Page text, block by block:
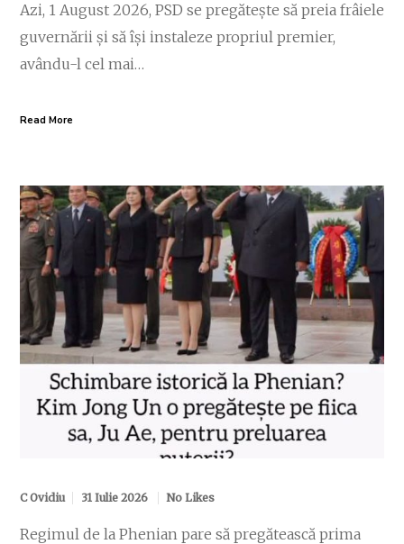
Azi, 1 August 2026, PSD se pregătește să preia frâiele
guvernării și să își instaleze propriul premier,
avându-l cel mai…
Read More
C Ovidiu 31 Iulie 2026 No Likes
Regimul de la Phenian pare să pregătească prima